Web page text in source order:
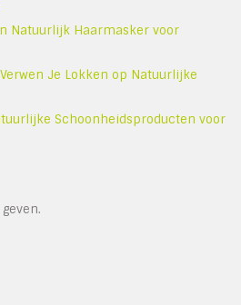
Natuurlijk Haarmasker voor
Je Lokken op Natuurlijke
Schoonheidsproducten voor